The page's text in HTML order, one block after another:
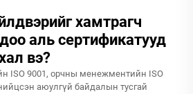
хамтрагч
аль сертификатууд
вэ?
ISO 9001, орчны менежментийн ISO
аюулгүй байдалын тусгай